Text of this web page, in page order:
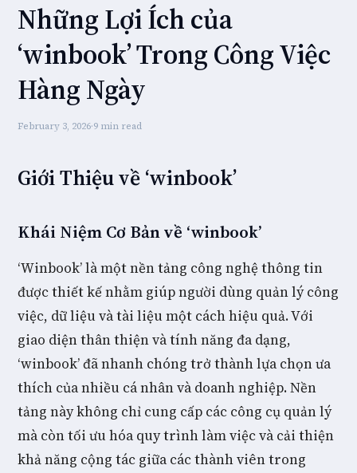
Những Lợi Ích của
‘winbook’ Trong Công Việc
Hàng Ngày
February 3, 2026·9 min read
Giới Thiệu về ‘winbook’
Khái Niệm Cơ Bản về ‘winbook’
‘Winbook’ là một nền tảng công nghệ thông tin
được thiết kế nhằm giúp người dùng quản lý công
việc, dữ liệu và tài liệu một cách hiệu quả. Với
giao diện thân thiện và tính năng đa dạng,
‘winbook’ đã nhanh chóng trở thành lựa chọn ưa
thích của nhiều cá nhân và doanh nghiệp. Nền
tảng này không chỉ cung cấp các công cụ quản lý
mà còn tối ưu hóa quy trình làm việc và cải thiện
khả năng cộng tác giữa các thành viên trong